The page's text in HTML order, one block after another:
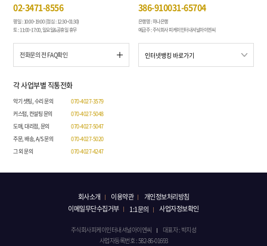
02-3471-8556
평일 : 10:00~19:00 (점심 : 12:30~01:30)
토 : 11:00~17:00, 일요일&공휴일 휴무
전화문의 전 FAQ확인
386-910031-65704
은행명 : 하나은행
예금주 : 주식회사 피케이인터내셔널아이엔씨
각 사업부별 직통전화
악기 셋팅, 수리 문의
070-4027-3579
커스텀, 컨설팅 문의
070-4027-5048
도매, 대리점, 문의
070-4027-5047
주문, 배송, A/S 문의
070-4027-5020
그 외 문의
070-4027-4247
회사소개 이용약관
개인정보처리방침
이메일무단수집거부
1:1문의 사업자정보확인
주식회사피케이인터내셔널아이엔씨
대표자 : 박지성
사업자등록번호 : 582-86-01693